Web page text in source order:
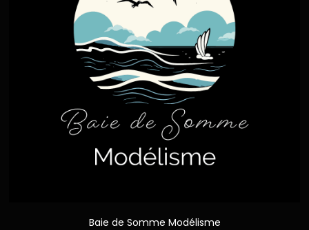
Baie de Somme Modélisme